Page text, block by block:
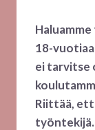
18-
ei tarvitse
Riittää,
työntekijä.